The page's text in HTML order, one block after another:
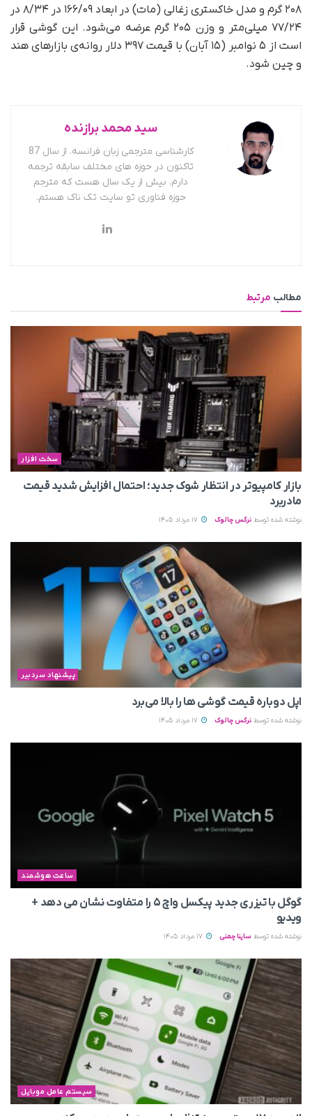
۲۰۸ گرم و مدل خاکستری زغالی (مات) در ابعاد ۱۶۶/۰۹ در ۸/۳۴ در
۷۷/۲۴ میلی‌متر و وزن ۲۰۵ گرم عرضه می‌شود. این گوشی قرار
است از ۵ نوامبر (۱۵ آبان) با قیمت ۳۹۷ دلار روانه‌ی بازارهای هند
و چین شود.
سید محمد برازنده
کارشناسی مترجمی زبان فرانسه. از سال 87
تاکنون در حوزه های مختلف سابقه ترجمه
دارم. بیش از یک سال هست که مترجم
حوزه فناوری تو سایت تک ناک هستم.
مطالب مرتبط
سخت افزار
بازار کامپیوتر در انتظار شوک جدید؛ احتمال افزایش شدید قیمت
مادربرد
نوشته شده توسط نرگس چالوک
پیشنهاد سردبیر
اپل دوباره قیمت‌ گوشی ها را بالا می‌برد
نوشته شده توسط نرگس چالوک
ساعت هوشمند
گوگل با تیزری جدید پیکسل واچ ۵ را متفاوت نشان می‌ دهد +
ویدیو
نوشته شده توسط ساینا چمنی
سیستم عامل موبایل